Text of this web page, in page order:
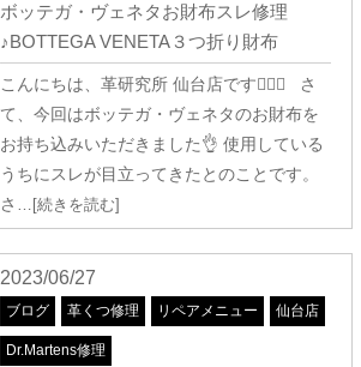
ボッテガ・ヴェネタお財布スレ修理
♪BOTTEGA VENETA３つ折り財布
こんにちは、革研究所 仙台店です🧚‍♀️✨ さ
て、今回はボッテガ・ヴェネタのお財布を
お持ち込みいただきました👌 使用している
うちにスレが目立ってきたとのことです。
さ …[続きを読む]
2023/06/27
ブログ 革くつ修理 リペアメニュー 仙台店
Dr.Martens修理